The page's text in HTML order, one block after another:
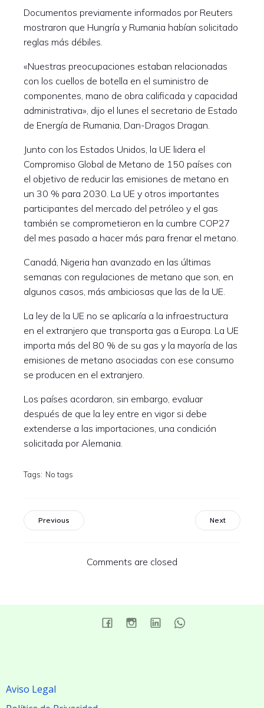
Documentos previamente informados por Reuters
mostraron que Hungría y Rumania habían solicitado
reglas más débiles.
«Nuestras preocupaciones estaban relacionadas
con los cuellos de botella en el suministro de
componentes, mano de obra calificada y capacidad
administrativa», dijo el lunes el secretario de Estado
de Energía de Rumania, Dan-Dragos Dragan.
Junto con los Estados Unidos, la UE lidera el
Compromiso Global de Metano de 150 países con
el objetivo de reducir las emisiones de metano en
un 30 % para 2030. La UE y otros importantes
participantes del mercado del petróleo y el gas
también se comprometieron en la cumbre COP27
del mes pasado a hacer más para frenar el metano.
Canadá, Nigeria han avanzado en las últimas
semanas con regulaciones de metano que son, en
algunos casos, más ambiciosas que las de la UE.
La ley de la UE no se aplicaría a la infraestructura
en el extranjero que transporta gas a Europa. La UE
importa más del 80 % de su gas y la mayoría de las
emisiones de metano asociadas con ese consumo
se producen en el extranjero.
Los países acordaron, sin embargo, evaluar
después de que la ley entre en vigor si debe
extenderse a las importaciones, una condición
solicitada por Alemania.
Tags: No tags
Previous Next
Comments are closed
Aviso Legal